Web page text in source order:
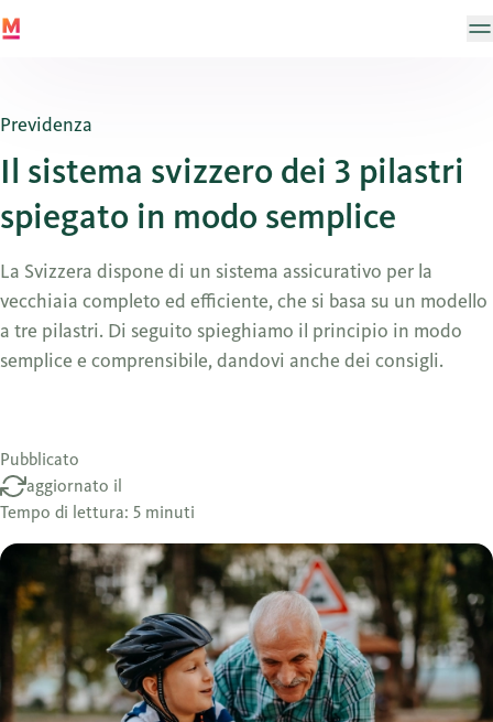
Previdenza
Il sistema svizzero dei 3 pilastri
spiegato in modo semplice
La Svizzera dispone di un sistema assicurativo per la
vecchiaia completo ed efficiente, che si basa su un modello
a tre pilastri. Di seguito spieghiamo il principio in modo
semplice e comprensibile, dandovi anche dei consigli.
Pubblicato
aggiornato il
Tempo di lettura: 5 minuti